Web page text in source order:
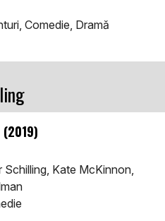
Comedie, Dramă
Schilling, Kate McKinnon,